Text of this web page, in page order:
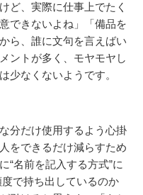
ど、実際に仕事上でたく
できないよね」「備品を
ら、誰に文句を言えばい
ントが多く、モヤモヤし
少なくないようです。
分だけ使用するよう心掛
をできるだけ減らすため
“名前を記入する方式”に
で持ち出しているのか